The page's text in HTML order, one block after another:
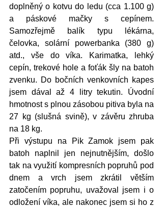
doplněný o kotvu do ledu (cca 1.100 g)
a páskové mačky s cepínem.
Samozřejmě balík typu lékárna,
čelovka, solární powerbanka (380 g)
atd., vše do víka. Karimatka, lehký
cepín, trekové hole a foťák šly na batoh
zvenku. Do bočních venkovních kapes
jsem dával až 4 litry tekutin. Úvodní
hmotnost s plnou zásobou pitiva byla na
27 kg (slušná svině), v závěru zhruba
na 18 kg.
Při výstupu na Pik Zamok jsem pak
batoh naplnil jen nejnutnějším, došlo
tak na využití kompresních popruhů pod
dnem a vrch jsem zkrátil větším
zatočením popruhu, uvažoval jsem i o
odložení víka, ale nakonec jsem si ho z